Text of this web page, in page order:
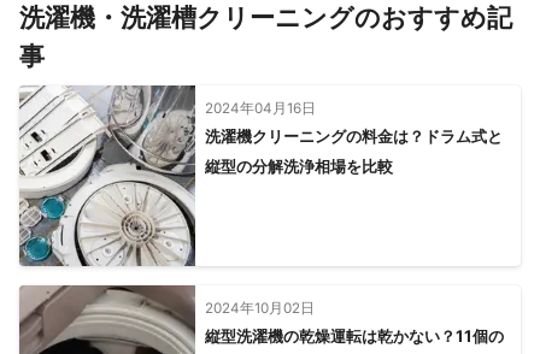
洗濯機・洗濯槽クリーニングのおすすめ記
事
2024年04月16日
洗濯機クリーニングの料金は？ドラム式と
縦型の分解洗浄相場を比較
2024年10月02日
縦型洗濯機の乾燥運転は乾かない？11個の